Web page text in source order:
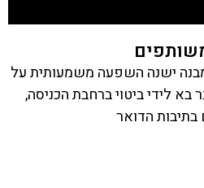
ישנה השפעה משמעותית על
לידי ביטוי ברחבת הכניסה,
בתיבות הדואר